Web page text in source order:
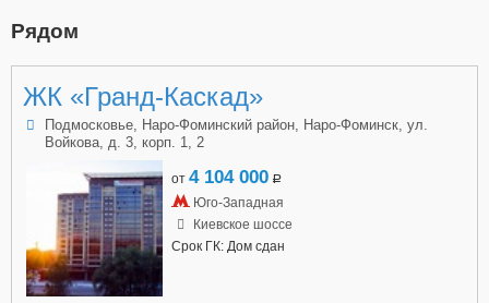
Рядом
ЖК «Гранд-Каскад»
Подмосковье, Наро-Фоминский район, Наро-Фоминск, ул.
Войкова, д. 3, корп. 1, 2
от 4 104 000 a
Юго-Западная
Киевское шоссе
Срок ГК: Дом сдан